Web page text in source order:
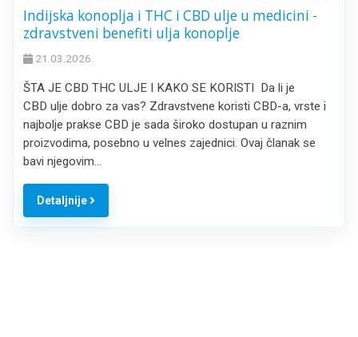
Indijska konoplja i THC i CBD ulje u medicini -
zdravstveni benefiti ulja konoplje
21.03.2026.
ŠTA JE CBD THC ULJE I KAKO SE KORISTI Da li je
CBD ulje dobro za vas? Zdravstvene koristi CBD-a, vrste i
najbolje prakse CBD je sada široko dostupan u raznim
proizvodima, posebno u velnes zajednici. Ovaj članak se
bavi njegovim…
Detaljnije